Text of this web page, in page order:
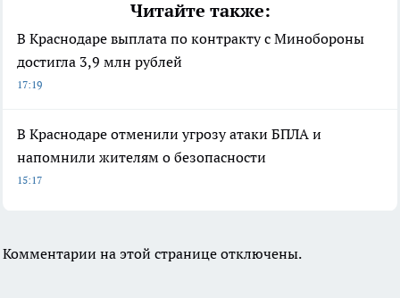
Читайте также:
В Краснодаре выплата по контракту с Минобороны
достигла 3,9 млн рублей
17:19
В Краснодаре отменили угрозу атаки БПЛА и
напомнили жителям о безопасности
15:17
Комментарии на этой странице отключены.